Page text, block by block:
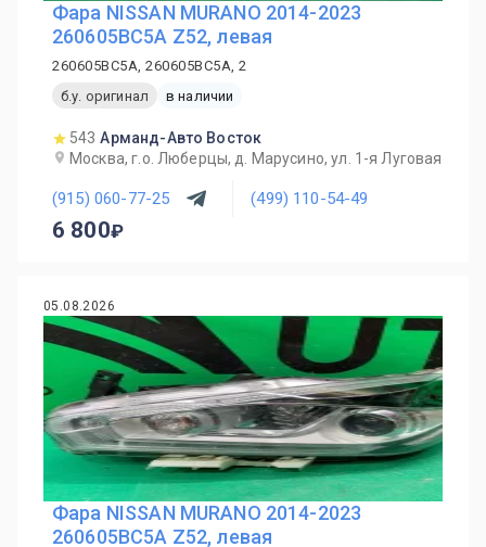
Фара NISSAN MURANO 2014-2023
260605BC5A Z52, левая
260605BC5A, 260605BC5A, 2
б.у. оригинал
в наличии
543 Арманд-Авто Восток
Москва, г.о. Люберцы, д. Марусино, ул. 1-я Луговая
(915) 060-77-25 (499) 110-54-49
6 800
05.08.2026
Фара NISSAN MURANO 2014-2023
260605BC5A Z52, левая